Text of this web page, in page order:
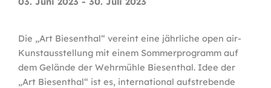
Die „Art Biesenthal“ vereint eine jährliche open air-
Kunstausstellung mit einem Sommerprogramm auf
dem Gelände der Wehrmühle Biesenthal. Idee der
„Art Biesenthal“ ist es, international aufstrebende